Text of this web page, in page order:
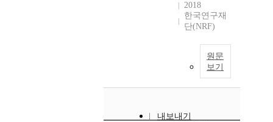
2018
한국연구재
단(NRF)
원문
보기
내보내기